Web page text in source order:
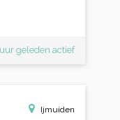
geleden actief
Ijmuiden